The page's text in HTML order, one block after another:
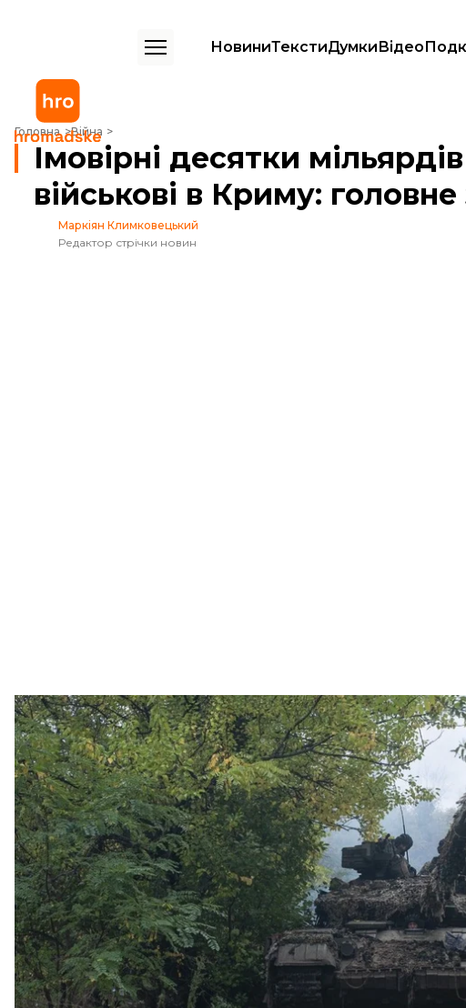
НовиниТекстиДумкиВідео
Головна Війна
Імовірні десятки мільярдів від США та іранські військові в Криму: головне за
Імовірні десятки
військові в Криму: головне
Маркіян Климковецький
Редактор стрічки новин
Український танк.
Facebook / 93 ОМБр
Конгрес США хоче затвердити близько 50 мільярдів
здобули владу, а Білий дім підтвердив розміщення
новини за ніч проти 21 жовтня.
Можливі десятки
На тлі побоювань, що після виборів новий Конгрес може
Україні, чинні законодавці від Демократичної та
десятки мільярдів доларів військової допомоги Києву.
Новий пакет допомогиможе сягати приблизно 50
джерела. Чинний Конгрес хоче встигнути до виборів
військової та іншої допомоги для України, ніж попередні